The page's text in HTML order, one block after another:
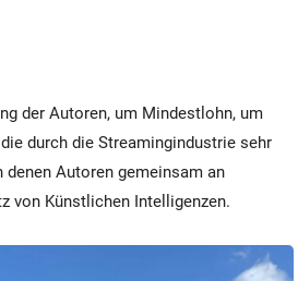
der Autoren, um Mindestlohn, um
durch die Streamingindustrie sehr
Autoren gemeinsam an
von Künstlichen Intelligenzen.